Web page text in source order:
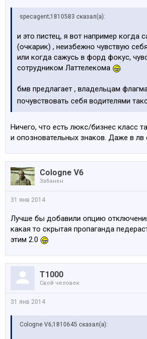
specagent;1810583 сказал(а):
и это пистец, я вот например когда
(очкарик) , неизбежно чувствую
или когда сажусь в форд фокус,
сотрудником Латтелекома
бмв предлагает , владельцам
почувствовать себя водителями
Ничего, что есть люкс/бизнес класс
и опозновательных знаков. Даже в лв
Cologne V6
Забанен
31 янв 2014
Лучше бы добавили опцию
какая то скрытая пропаганда
этим 2.0
Т1000
Свой человек
31 янв 2014
Cologne V6;1810645 сказал(а):